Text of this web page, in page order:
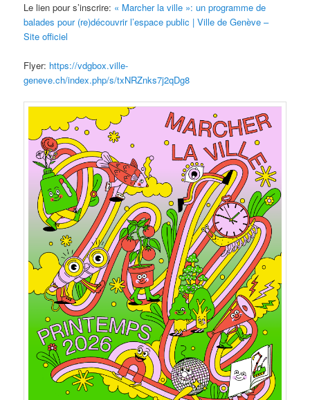
Le lien pour s’inscrire: « Marcher la ville »: un programme de
balades pour (re)découvrir l’espace public | Ville de Genève –
Site officiel
Flyer: https://vdgbox.ville-
geneve.ch/index.php/s/txNRZnks7j2qDg8